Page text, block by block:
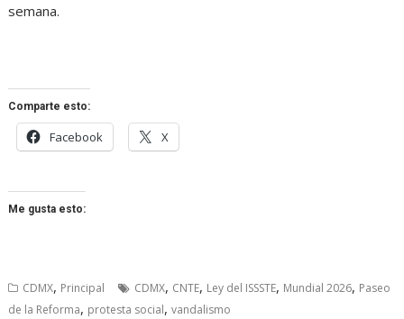
semana.
Comparte esto:
Facebook X
Me gusta esto:
CDMX, Principal CDMX, CNTE, Ley del ISSSTE, Mundial 2026, Paseo
de la Reforma, protesta social,vandalismo